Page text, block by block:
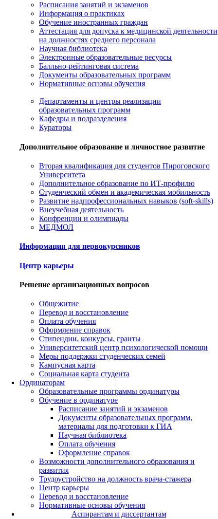
Расписания занятий и экзаменов
Информация о практиках
Обучение иностранных граждан
Аттестация для допуска к медицинской деятельности
на должностях среднего персонала
Научная библиотека
Электронные образовательные ресурсы
Балльно-рейтинговая система
Документы образовательных программ
Нормативные основы обучения
Департаменты и центры реализации
образовательных программ
Кафедры и подразделения
Кураторы
Дополнительное образование и личностное развитие
Вторая квалификация для студентов Пироговского
Университета
Дополнительное образование по ИТ-профилю
Студенческий обмен и академическая мобильность
Развитие надпрофессиональных навыков (soft-skills)
Внеучебная деятельность
Конфренции и олимпиады
МЕДМОЛ
Информация для первокурсников
Центр карьеры
Решение организационных вопросов
Общежитие
Перевод и восстановление
Оплата обучения
Оформление справок
Стипендии, конкурсы, гранты
Университетский центр психологической помощи
Меры поддержки студенческих семей
Кампусная карта
Социальная карта студента
Ординаторам
Образовательные программы ординатуры
Обучение в ординатуре
Расписание занятий и экзаменов
Документы образовательных программ,
материалы для подготовки к ГИА
Научная библиотека
Оплата обучения
Оформление справок
Возможности дополнительного образования и
развития
Трудоустройство на должность врача-стажера
Центр карьеры
Перевод и восстановление
Нормативные основы обучения
Аспирантам и диссертантам